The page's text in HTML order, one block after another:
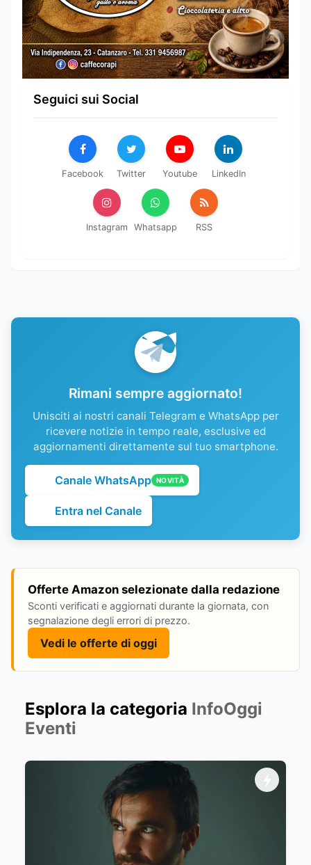
Seguici sui Social
Facebook Twitter Youtube LinkedIn
Instagram Whatsapp RSS
Rimani sempre aggiornato!
Unisciti ai nostri canali Telegram e WhatsApp per
ricevere notizie in tempo reale, esclusive ed
aggiornamenti direttamente sul tuo smartphone.
Canale WhatsApp NOVITÀ
Entra nel Canale
Offerte Amazon selezionate dalla redazione
Sconti verificati e aggiornati durante la giornata, con
segnalazione degli errori di prezzo.
Vedi le offerte di oggi
Esplora la categoria InfoOggi
Eventi